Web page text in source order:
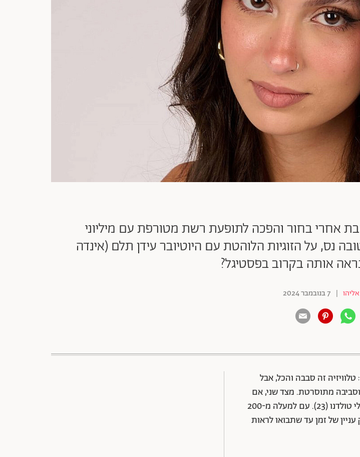
אחרי בחור והפכה לתופעת רשת מטורפת עם מיליוני
נס, על הזוגיות הלוהטת עם היוטיובר עידן תלם (אינדה
אותה בקרוב בפסטיגל?
אליהו | 7 בנובמבר 2024
טלוויזיה זה סבבה והכל, אבל
מתוסרטת. מצד שני, אם
נולדת אחרי שנת 2000 ויש לך גישה לאינטרנט, את כנראה ממש מכירה את הילי טולדנו (23). עם למעלה מ-200
של זמן עד שתבואו לראות